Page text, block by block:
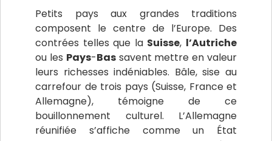
Petits pays aux grandes traditions
composent le centre de l’Europe. Des
contrées telles que la Suisse, l’Autriche
ou les Pays-Bassavent mettre en valeur
leurs richesses indéniables. Bâle, sise au
carrefour de trois pays (Suisse, France et
Allemagne), témoigne de ce
bouillonnement culturel. L’Allemagne
réunifiée s’affiche comme un État